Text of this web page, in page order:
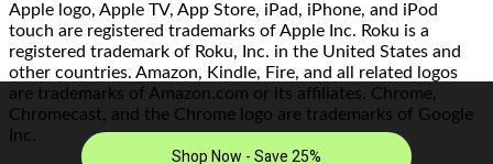
Apple logo, Apple TV, App Store, iPad, iPhone, and iPod
touch are registered trademarks of Apple Inc. Roku is a
registered trademark of Roku, Inc. in the United States and
other countries. Amazon, Kindle, Fire, and all related logos
are trademarks of Amazon.com or its affiliates. Chrome,
Chromecast, and the Chrome logo are trademarks of Google
Inc.